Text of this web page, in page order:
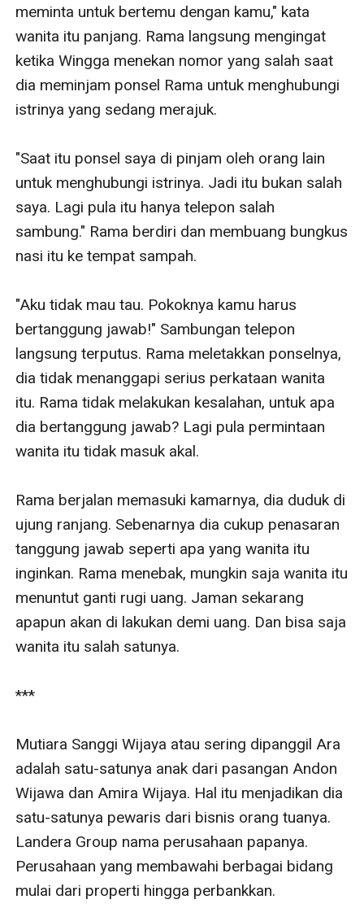
meminta untuk bertemu dengan kamu," kata
wanita itu panjang. Rama langsung mengingat
ketika Wingga menekan nomor yang salah saat
dia meminjam ponsel Rama untuk menghubungi
istrinya yang sedang merajuk.
"Saat itu ponsel saya di pinjam oleh orang lain
untuk menghubungi istrinya. Jadi itu bukan salah
saya. Lagi pula itu hanya telepon salah
sambung." Rama berdiri dan membuang bungkus
nasi itu ke tempat sampah.
"Aku tidak mau tau. Pokoknya kamu harus
bertanggung jawab!" Sambungan telepon
langsung terputus. Rama meletakkan ponselnya,
dia tidak menanggapi serius perkataan wanita
itu. Rama tidak melakukan kesalahan, untuk apa
dia bertanggung jawab? Lagi pula permintaan
wanita itu tidak masuk akal.
Rama berjalan memasuki kamarnya, dia duduk di
ujung ranjang. Sebenarnya dia cukup penasaran
tanggung jawab seperti apa yang wanita itu
inginkan. Rama menebak, mungkin saja wanita itu
menuntut ganti rugi uang. Jaman sekarang
apapun akan di lakukan demi uang. Dan bisa saja
wanita itu salah satunya.
***
Mutiara Sanggi Wijaya atau sering dipanggil Ara
adalah satu-satunya anak dari pasangan Andon
Wijawa dan Amira Wijaya. Hal itu menjadikan dia
satu-satunya pewaris dari bisnis orang tuanya.
Landera Group nama perusahaan papanya.
Perusahaan yang membawahi berbagai bidang
mulai dari properti hingga perbankkan.